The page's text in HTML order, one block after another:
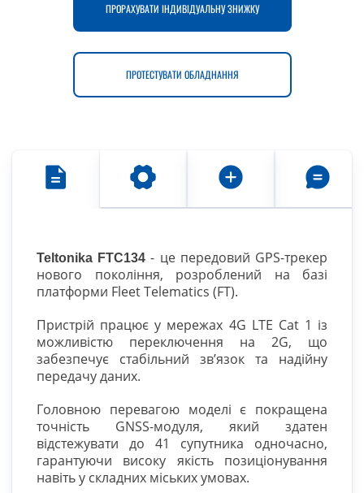
ПРОРАХУВАТИ ІНДИВІДУАЛЬНУ ЗНИЖКУ
ПРОТЕСТУВАТИ ОБЛАДНАННЯ
Teltonika FTC134 - це передовий GPS-трекер
нового покоління, розроблений на базі
платформи Fleet Telematics (FT).
Пристрій працює у мережах 4G LTE Cat 1 із
можливістю переключення на 2G, що
забезпечує стабільний зв’язок та надійну
передачу даних.
Головною перевагою моделі є покращена
точність GNSS-модуля, який здатен
відстежувати до 41 супутника одночасно,
гарантуючи високу якість позиціонування
навіть у складних міських умовах.